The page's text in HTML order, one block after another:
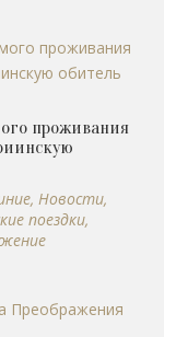
проживания
,Новости,
поездки,